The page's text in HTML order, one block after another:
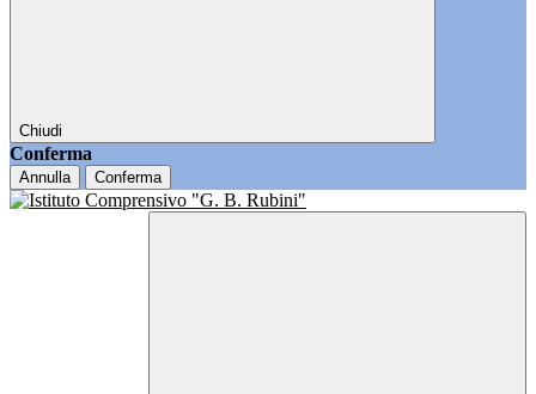
Chiudi
Conferma
Annulla Conferma